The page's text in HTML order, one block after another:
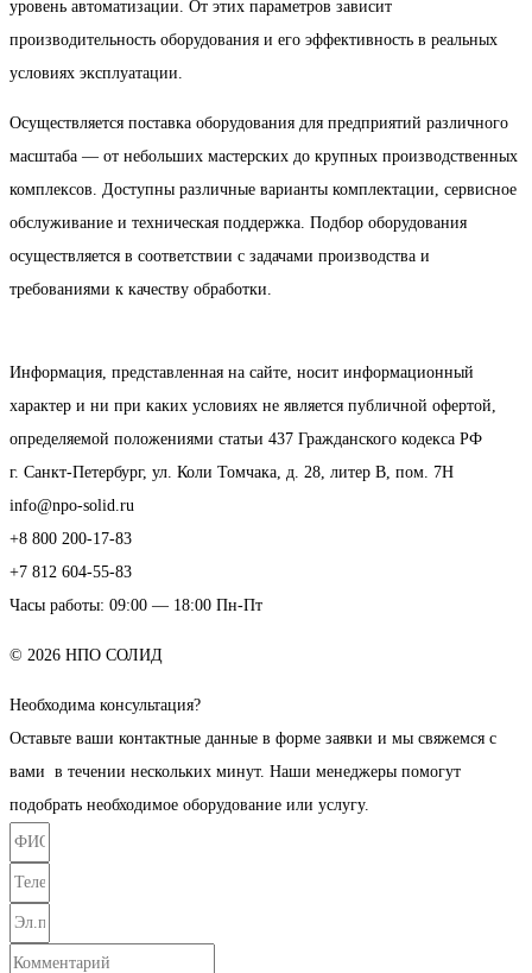
уровень автоматизации. От этих параметров зависит
производительность оборудования и его эффективность в реальных
условиях эксплуатации.
Осуществляется поставка оборудования для предприятий различного
масштаба — от небольших мастерских до крупных производственных
комплексов. Доступны различные варианты комплектации, сервисное
обслуживание и техническая поддержка. Подбор оборудования
осуществляется в соответствии с задачами производства и
требованиями к качеству обработки.
Информация, представленная на сайте, носит информационный
характер и ни при каких условиях не является публичной офертой,
определяемой положениями статьи 437 Гражданского кодекса РФ
г. Санкт-Петербург, ул. Коли Томчака, д. 28, литер В, пом. 7Н
info@npo-solid.ru
+8 800 200-17-83
+7 812 604-55-83
Часы работы: 09:00 — 18:00 Пн-Пт
© 2026 НПО СОЛИД
Необходима консультация?
Оставьте ваши контактные данные в форме заявки и мы свяжемся с
вами в течении нескольких минут. Наши менеджеры помогут
подобрать необходимое оборудование или услугу.